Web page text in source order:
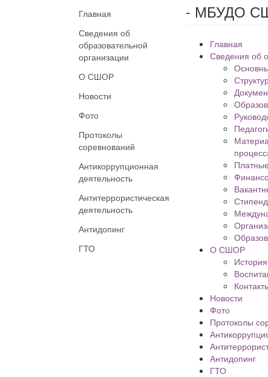
Главная
Сведения об
образовательной
организации
О СШОР
Новости
Фото
Протоколы
соревнований
Антикоррупционная
деятельность
Антитеррористическая
деятельность
Антидопинг
ГТО
- МБУДО
Главная
Сведения об
О СШОР
Новости
Фото
Протоколы
Антидопинг
ГТО